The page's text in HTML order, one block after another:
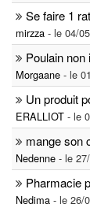
Se faire 1
mirzza - le 04/
Poulain non
Morgaane - le
Un produit
ERALLIOT - le
mange son
Nedenne - le
Pharmacie
Nedjma - le 26/